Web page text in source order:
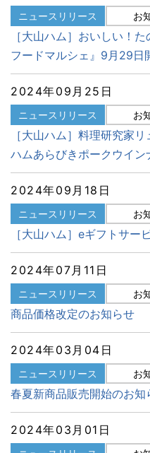
ニュースリリース お
［大山ハム］おいしい！
フードマルシェ』9月29日
2024年09月25日
ニュースリリース お
［大山ハム］料理研究家
ハムあらびきポークウイ
2024年09月18日
ニュースリリース お
［大山ハム］eギフトサー
2024年07月11日
ニュースリリース お
商品価格改定のお知らせ
2024年03月04日
ニュースリリース お
春夏新商品販売開始のお知
2024年03月01日